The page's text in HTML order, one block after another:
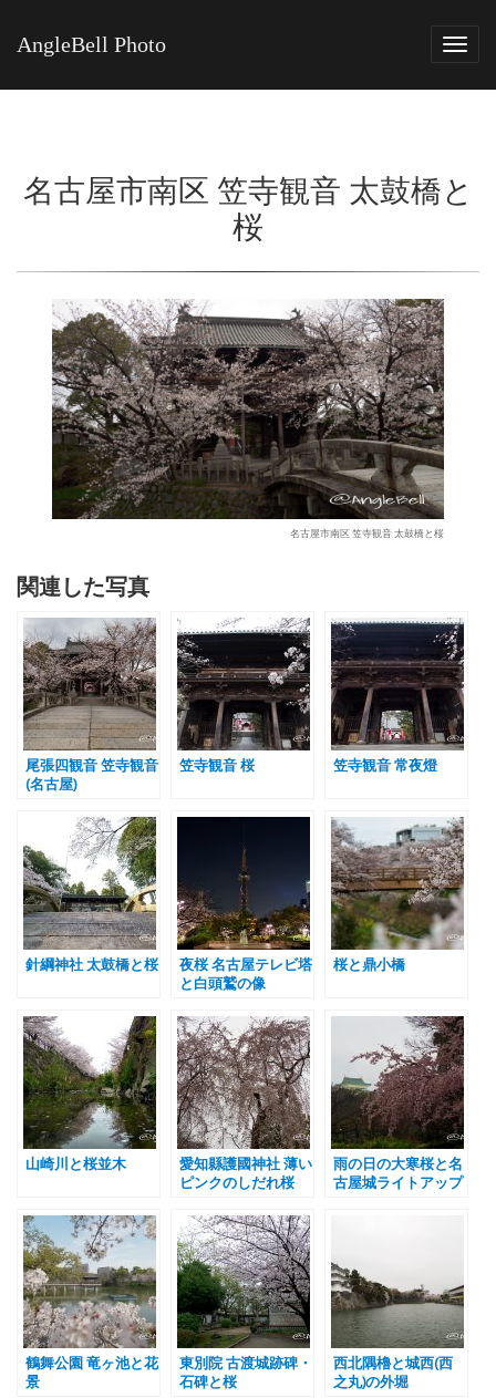
AngleBell Photo
名古屋市南区 笠寺観音 太鼓橋と
桜
名古屋市南区 笠寺観音 太鼓橋と桜
関連した写真
尾張四観音 笠寺観音
(名古屋)
笠寺観音 桜 笠寺観音 常夜燈
針綱神社 太鼓橋と桜
夜桜 名古屋テレビ塔
と白頭鷲の像
桜と鼎小橋
山崎川と桜並木
愛知縣護國神社 薄い
ピンクのしだれ桜
雨の日の大寒桜と名
古屋城ライトアップ
鶴舞公園 竜ヶ池と花
景
東別院 古渡城跡碑・
石碑と桜
西北隅櫓と城西(西
之丸)の外堀